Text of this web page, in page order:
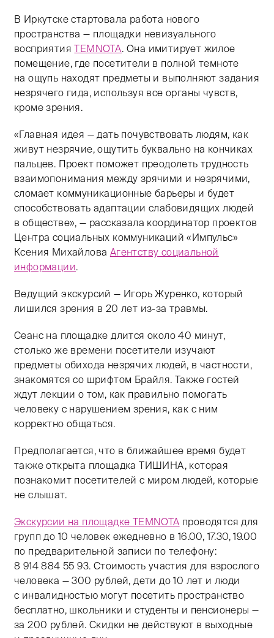
В Иркутске стартовала работа нового
пространства — площадки невизуального
восприятияТЕМNОТА. Она имитирует жилое
помещение, где посетители в полной темноте
на ощупь находят предметы и выполняют задания
незрячего гида, используя все органы чувств,
кроме зрения.
«Главная идея — дать почувствовать людям, как
живут незрячие, ощутить буквально на кончиках
пальцев. Проект поможет преодолеть трудность
взаимопонимания между зрячими и незрячими,
сломает коммуникационные барьеры и будет
способствовать адаптации слабовидящих людей
в обществе», — рассказала координатор проектов
Центра социальных коммуникаций «Импульс»
Ксения Михайлова Агентству социальной
информации.
Ведущий экскурсий — Игорь Журенко, который
лишился зрения в 20 лет из-за травмы.
Сеанс на площадке длится около 40 минут,
столько же времени посетители изучают
предметы обихода незрячих людей, в частности,
знакомятся со шрифтом Брайля. Также гостей
ждут лекции о том, как правильно помогать
человеку с нарушением зрения, как с ним
корректно общаться.
Предполагается, что в ближайшее время будет
также открыта площадка ТИШИНА, которая
познакомит посетителей с миром людей, которые
не слышат.
Экскурсии на площадке ТЕМNОТА проводятся для
групп до 10 человек ежедневно в 16.00, 17.30, 19.00
по предварительной записи по телефону:
8 914 884 55 93. Стоимость участия для взрослого
человека — 300 рублей, дети до 10 лет и люди
с инвалидностью могут посетить пространство
бесплатно, школьники и студенты и пенсионеры —
за 200 рублей. Скидки не действуют в выходные